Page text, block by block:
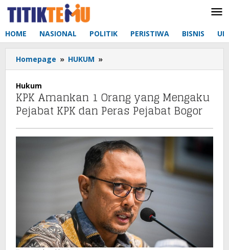
Lewati
HOME NASIONAL POLITIK PERISTIWA BISNIS
Homepage » HUKUM »
Amankan
Orang
yang
Mengaku
KPK
dan
Peras
Pejabat
Bogor
Hukum
KPK Amankan 1 Orang yang Mengaku
Pejabat KPK dan Peras Pejabat Bogor